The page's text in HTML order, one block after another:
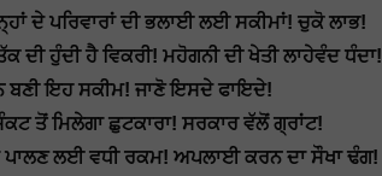
ਦੇ ਪਰਿਵਾਰਾਂ ਦੀ ਭਲਾਈ ਲਈ ਸਕੀਮਾਂ! ਚੁਕੋ ਲਾਭ!
ਹੁੰਦੀ ਹੈ ਵਿਕਰੀ! ਮਹੋਗਨੀ ਦੀ ਖੇਤੀ ਲਾਹੇਵੰਦ ਧੰਦਾ!
ਬਣੀ ਇਹ ਸਕੀਮ! ਜਾਣੋ ਇਸਦੇ ਫਾਇਦੇ!
ਤੋਂ ਮਿਲੇਗਾ ਛੁਟਕਾਰਾ! ਸਰਕਾਰ ਵੱਲੋਂ ਗ੍ਰਾਂਟ!
ਲਈ ਵਧੀ ਰਕਮ! ਅਪਲਾਈ ਕਰਨ ਦਾ ਸੌਖਾ ਢੰਗ!